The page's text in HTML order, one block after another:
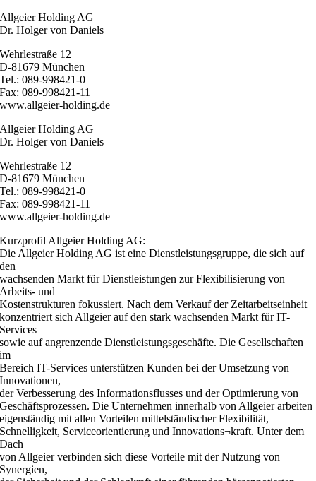
Allgeier Holding AG
Dr. Holger von Daniels
Wehrlestraße 12
D-81679 München
Tel.: 089-998421-0
Fax: 089-998421-11
www.allgeier-holding.de
Allgeier Holding AG
Dr. Holger von Daniels
Wehrlestraße 12
D-81679 München
Tel.: 089-998421-0
Fax: 089-998421-11
www.allgeier-holding.de
Kurzprofil Allgeier Holding AG:
Die Allgeier Holding AG ist eine Dienstleistungsgruppe, die sich auf
den
wachsenden Markt für Dienstleistungen zur Flexibilisierung von
Arbeits- und
Kostenstrukturen fokussiert. Nach dem Verkauf der Zeitarbeitseinheit
konzentriert sich Allgeier auf den stark wachsenden Markt für IT-
Services
sowie auf angrenzende Dienstleistungsgeschäfte. Die Gesellschaften
im
Bereich IT-Services unterstützen Kunden bei der Umsetzung von
Innovationen,
der Verbesserung des Informationsflusses und der Optimierung von
Geschäftsprozessen. Die Unternehmen innerhalb von Allgeier arbeiten
eigenständig mit allen Vorteilen mittelständischer Flexibilität,
Schnelligkeit, Serviceorientierung und Innovations¬kraft. Unter dem
Dach
von Allgeier verbinden sich diese Vorteile mit der Nutzung von
Synergien,